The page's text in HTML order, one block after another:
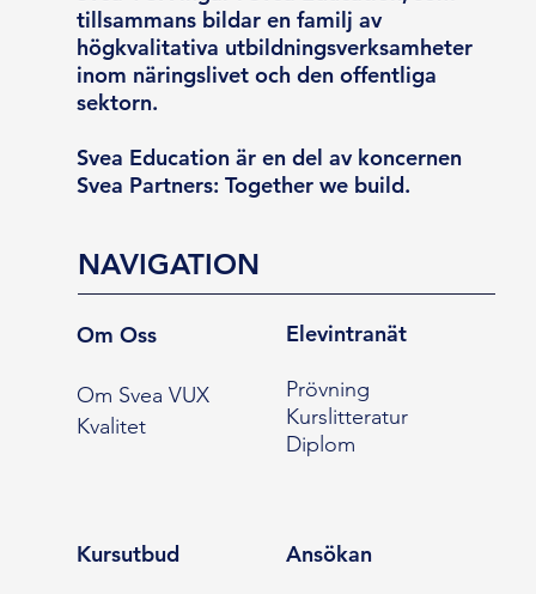
tillsammans bildar en familj av
högkvalitativa utbildningsverksamheter
inom näringslivet och den offentliga
sektorn.
Svea Education är en del av koncernen
Svea Partners: Together we build.
NAVIGATION
Om Oss
Om Svea VUX
Kvalitet
Elevintranät
Prövning
Kurslitteratur
Diplom
Kursutbud Ansökan